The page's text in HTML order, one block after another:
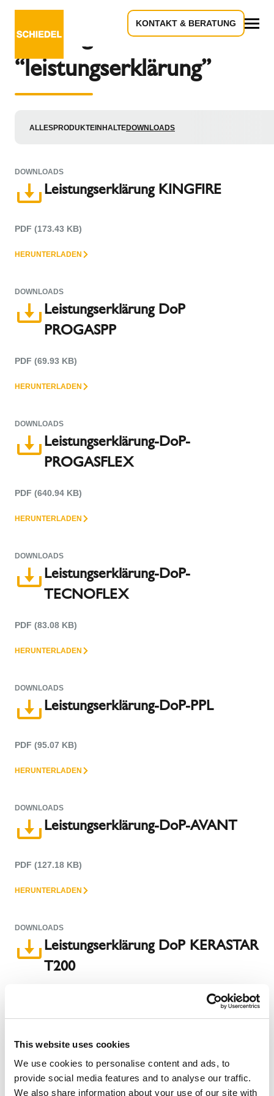
This website uses cookies
We use cookies to personalise content and ads, to
provide social media features and to analyse our traffic.
We also share information about your use of our site with
KONTAKT & BERATUNG
Suchergebnisse zu:
“leistungserklärung”
ALLESPRODUKTE INHALTEDOWNLOADS
DOWNLOADS
Leistungserklärung KINGFIRE
PDF (173.43 KB)
HERUNTERLADEN
DOWNLOADS
Leistungserklärung DoP
PROGASPP
PDF (69.93 KB)
HERUNTERLADEN
DOWNLOADS
Leistungserklärung-DoP-
PROGASFLEX
PDF (640.94 KB)
HERUNTERLADEN
DOWNLOADS
Leistungserklärung-DoP-
TECNOFLEX
PDF (83.08 KB)
HERUNTERLADEN
DOWNLOADS
Leistungserklärung-DoP-PPL
PDF (95.07 KB)
HERUNTERLADEN
DOWNLOADS
Leistungserklärung-DoP-AVANT
PDF (127.18 KB)
HERUNTERLADEN
DOWNLOADS
Leistungserklärung DoP KERASTAR
T200
DOWNLOADS
Leistungserklärung DoP SIH 1